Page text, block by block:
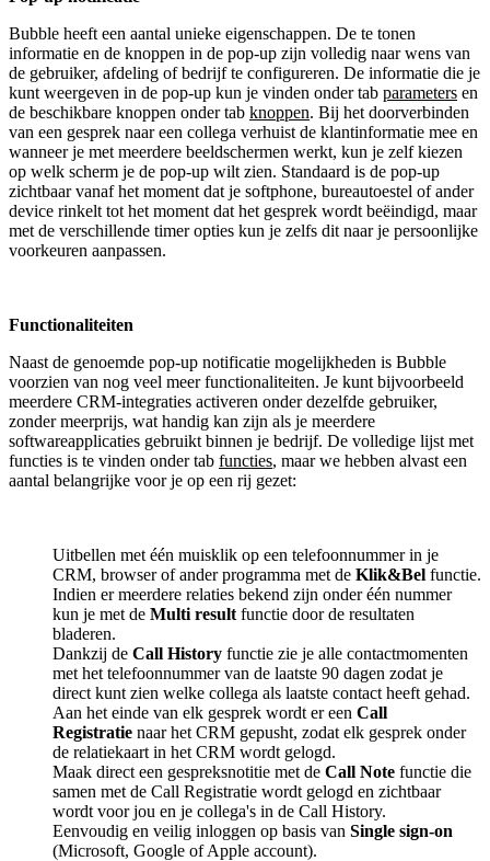
Bubble heeft een aantal unieke eigenschappen. De te tonen
informatie en de knoppen in de pop-up zijn volledig naar wens van
de gebruiker, afdeling of bedrijf te configureren. De informatie die je
kunt weergeven in de pop-up kun je vinden onder tab parameters en
de beschikbare knoppen onder tab knoppen. Bij het doorverbinden
van een gesprek naar een collega verhuist de klantinformatie mee en
wanneer je met meerdere beeldschermen werkt, kun je zelf kiezen
op welk scherm je de pop-up wilt zien. Standaard is de pop-up
zichtbaar vanaf het moment dat je softphone, bureautoestel of ander
device rinkelt tot het moment dat het gesprek wordt beëindigd, maar
met de verschillende timer opties kun je zelfs dit naar je persoonlijke
voorkeuren aanpassen.
Functionaliteiten
Naast de genoemde pop-up notificatie mogelijkheden is Bubble
voorzien van nog veel meer functionaliteiten. Je kunt bijvoorbeeld
meerdere CRM-integraties activeren onder dezelfde gebruiker,
zonder meerprijs, wat handig kan zijn als je meerdere
softwareapplicaties gebruikt binnen je bedrijf. De volledige lijst met
functies is te vinden onder tab functies, maar we hebben alvast een
aantal belangrijke voor je op een rij gezet:
Uitbellen met één muisklik op een telefoonnummer in je
CRM, browser of ander programma met de Klik&Bel functie.
Indien er meerdere relaties bekend zijn onder één nummer
kun je met de Multi result functie door de resultaten
bladeren.
Dankzij de Call History functie zie je alle contactmomenten
met het telefoonnummer van de laatste 90 dagen zodat je
direct kunt zien welke collega als laatste contact heeft gehad.
Aan het einde van elk gesprek wordt er een Call
Registratie naar het CRM gepusht, zodat elk gesprek onder
de relatiekaart in het CRM wordt gelogd.
Maak direct een gespreksnotitie met de Call Note functie die
samen met de Call Registratie wordt gelogd en zichtbaar
wordt voor jou en je collega's in de Call History.
Eenvoudig en veilig inloggen op basis van Single sign-on
(Microsoft, Google of Apple account).